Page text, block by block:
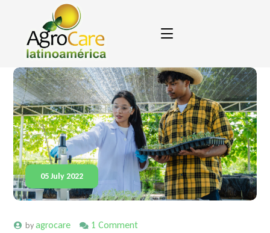
05 July 2022
byagrocare 1 Comment